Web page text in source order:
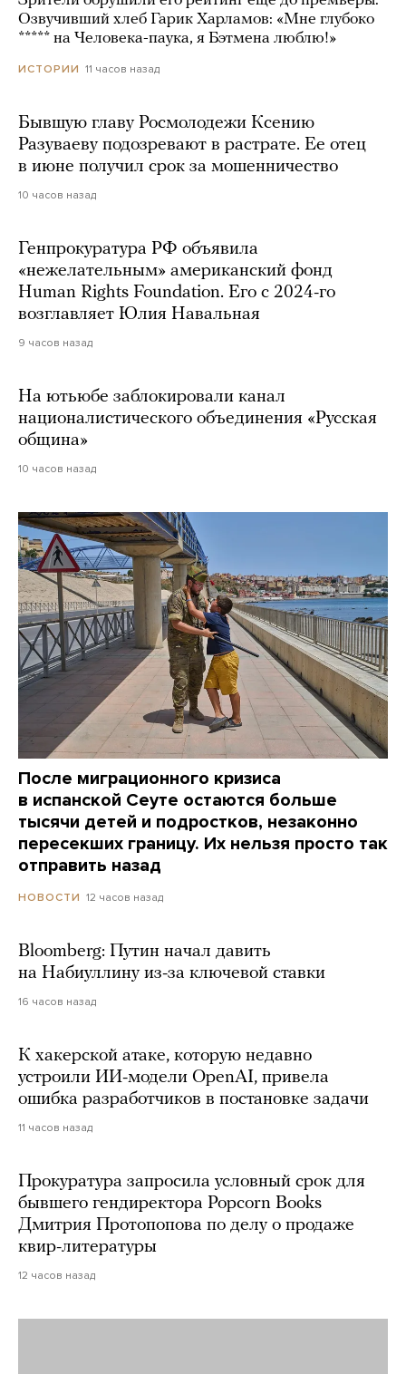
Озвучивший хлеб Гарик Харламов: «Мне глубоко
***** на Человека-паука, я Бэтмена люблю!»
ИСТОРИИ 11 часов назад
Бывшую главу Росмолодежи Ксению
Разуваеву подозревают в растрате. Ее отец
в июне получил срок за мошенничество
10 часов назад
Генпрокуратура РФ объявила
«нежелательным» американский фонд
Human Rights Foundation. Его с 2024-го
возглавляет Юлия Навальная
9 часов назад
На ютьюбе заблокировали канал
националистического объединения «Русская
община»
10 часов назад
После миграционного кризиса
в испанской Сеуте остаются больше
тысячи детей и подростков, незаконно
пересекших границу. Их нельзя просто так
отправить назад
НОВОСТИ 12 часов назад
Bloomberg: Путин начал давить
на Набиуллину из-за ключевой ставки
16 часов назад
К хакерской атаке, которую недавно
устроили ИИ-модели OpenAI, привела
ошибка разработчиков в постановке задачи
11 часов назад
Прокуратура запросила условный срок для
бывшего гендиректора Popcorn Books
Дмитрия Протопопова по делу о продаже
квир-литературы
12 часов назад